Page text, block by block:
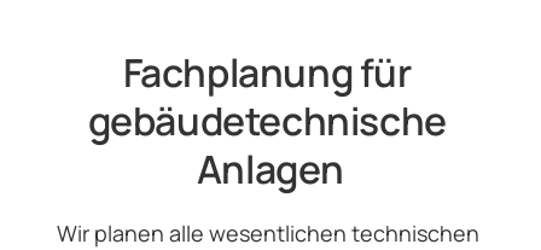
Fachplanung für
gebäudetechnische
Anlagen
Wir planen alle wesentlichen technischen